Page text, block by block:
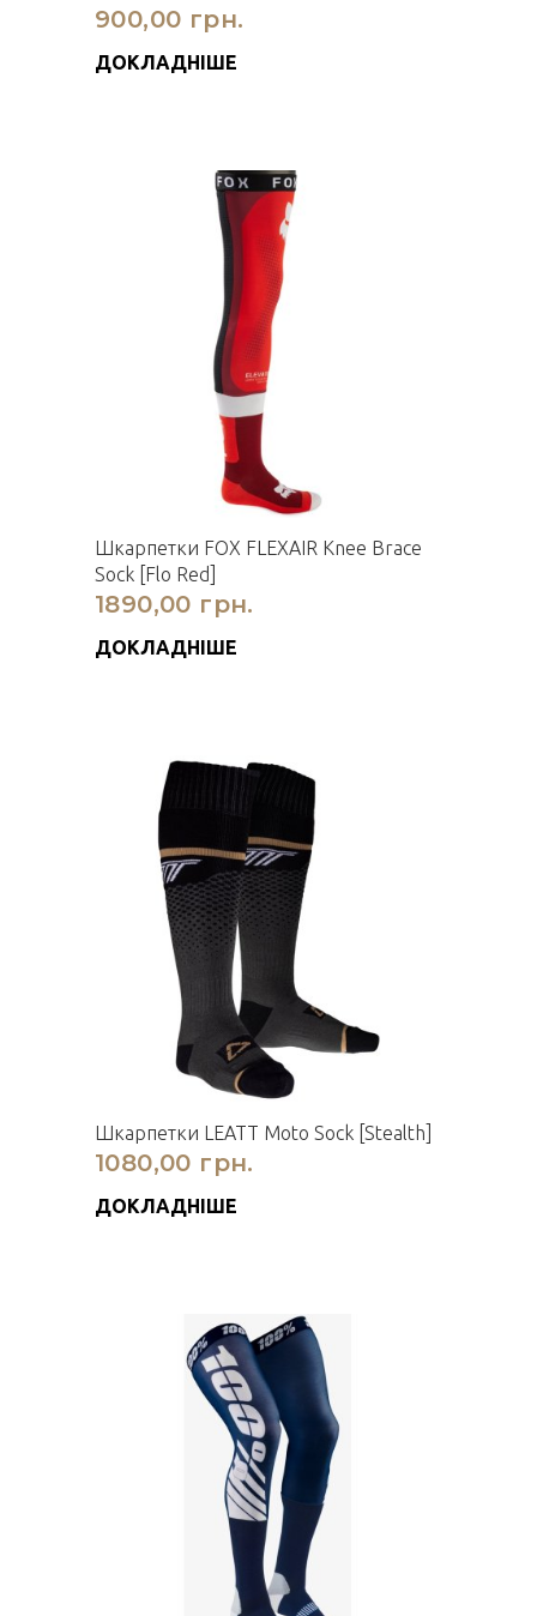
900,00 грн.
ДОКЛАДНІШЕ
Шкарпетки FOX FLEXAIR Knee Brace
Sock [Flo Red]
1890,00 грн.
ДОКЛАДНІШЕ
Шкарпетки LEATT Moto Sock [Stealth]
1080,00 грн.
ДОКЛАДНІШЕ